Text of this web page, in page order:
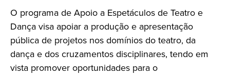
O programa de Apoio a Espetáculos de Teatro e
Dança visa apoiar a produção e apresentação
pública de projetos nos domínios do teatro, da
dança e dos cruzamentos disciplinares, tendo em
vista promover oportunidades para o